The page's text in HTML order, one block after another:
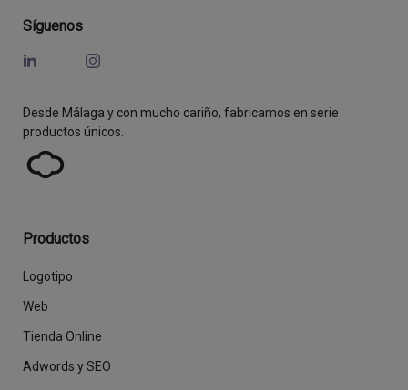
Síguenos
Desde Málaga y con mucho cariño, fabricamos en serie
productos únicos.
Productos
Logotipo
Web
Tienda Online
Adwords y SEO